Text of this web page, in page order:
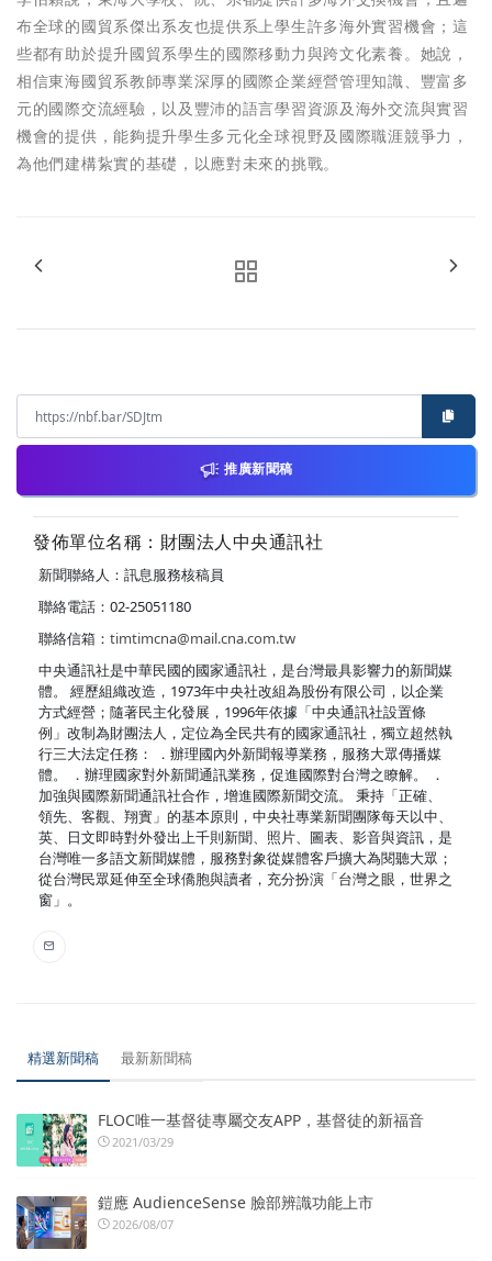
布全球的國貿系傑出系友也提供系上學生許多海外實習機會；這
些都有助於提升國貿系學生的國際移動力與跨文化素養。她說，
相信東海國貿系教師專業深厚的國際企業經營管理知識、豐富多
元的國際交流經驗，以及豐沛的語言學習資源及海外交流與實習
機會的提供，能夠提升學生多元化全球視野及國際職涯競爭力，
為他們建構紥實的基礎，以應對未來的挑戰。
推廣新聞稿
發佈單位名稱：財團法人中央通訊社
新聞聯絡人：訊息服務核稿員
聯絡電話：02-25051180
聯絡信箱： timtimcna@mail.cna.com.tw
中央通訊社是中華民國的國家通訊社，是台灣最具影響力的新聞媒
體。 經歷組織改造，1973年中央社改組為股份有限公司，以企業
方式經營；隨著民主化發展，1996年依據「中央通訊社設置條
例」改制為財團法人，定位為全民共有的國家通訊社，獨立超然執
行三大法定任務： ．辦理國內外新聞報導業務，服務大眾傳播媒
體。 ．辦理國家對外新聞通訊業務，促進國際對台灣之瞭解。 ．
加強與國際新聞通訊社合作，增進國際新聞交流。 秉持「正確、
領先、客觀、翔實」的基本原則，中央社專業新聞團隊每天以中、
英、日文即時對外發出上千則新聞、照片、圖表、影音與資訊，是
台灣唯一多語文新聞媒體，服務對象從媒體客戶擴大為閱聽大眾；
從台灣民眾延伸至全球僑胞與讀者，充分扮演「台灣之眼，世界之
窗」。
精選新聞稿 最新新聞稿
FLOC唯一基督徒專屬交友APP，基督徒的新福音
2021/03/29
鎧應 AudienceSense 臉部辨識功能上市
2026/08/07